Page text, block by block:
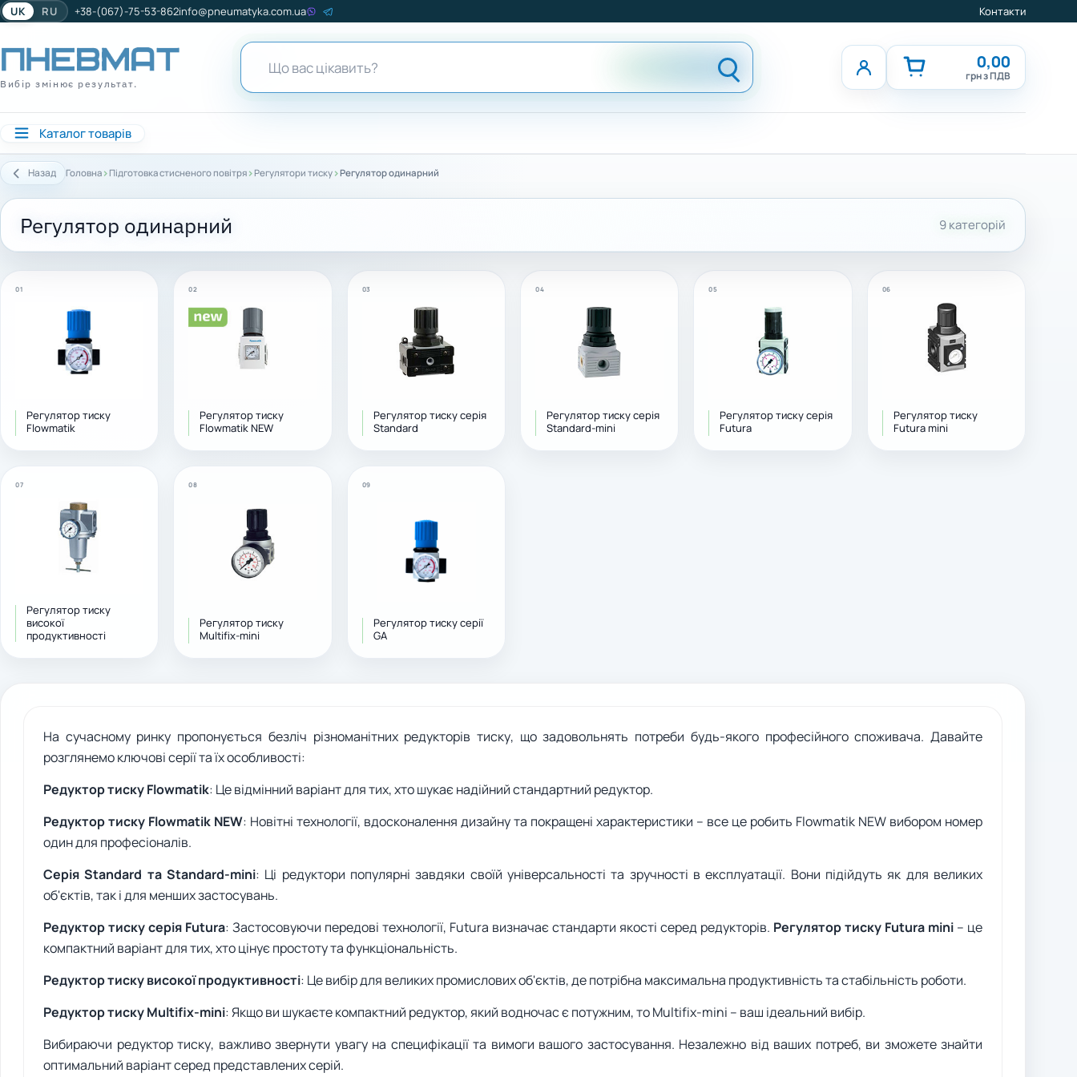
UK RU +38-(067)-75-53-862info@pneumatyka.com.ua Контакти
Вибір змінює результат.
0,00
грн з ПДВ
Каталог товарів
Назад Головна › Підготовка стисненого повітря › Регулятори тиску ›Регулятор одинарний
Регулятор одинарний 9 категорій
01
Регулятор тиску
Flowmatik
02
Регулятор тиску
Flowmatik NEW
03
Регулятор тиску серія
Standard
04
Регулятор тиску серія
Standard-mini
05
Регулятор тиску серія
Futura
06
Регулятор тиску
Futura mini
07
Регулятор тиску
високої
продуктивності
08
Регулятор тиску
Multifix-mini
09
Регулятор тиску серії
GA
На сучасному ринку пропонується безліч різноманітних редукторів тиску, що задовольнять потреби будь-якого професійного споживача. Давайте
розглянемо ключові серії та їх особливості:
Редуктор тиску Flowmatik: Це відмінний варіант для тих, хто шукає надійний стандартний редуктор.
Редуктор тиску Flowmatik NEW: Новітні технології, вдосконалення дизайну та покращені характеристики – все це робить Flowmatik NEW вибором номер
один для професіоналів.
Серія Standard та Standard-mini: Ці редуктори популярні завдяки своїй універсальності та зручності в експлуатації. Вони підійдуть як для великих
об'єктів, так і для менших застосувань.
Редуктор тиску серія Futura: Застосовуючи передові технології, Futura визначає стандарти якості серед редукторів. Регулятор тиску Futura mini – це
компактний варіант для тих, хто цінує простоту та функціональність.
Редуктор тиску високої продуктивності: Це вибір для великих промислових об'єктів, де потрібна максимальна продуктивність та стабільність роботи.
Редуктор тиску Multifix-mini: Якщо ви шукаєте компактний редуктор, який водночас є потужним, то Multifix-mini – ваш ідеальний вибір.
Вибираючи редуктор тиску, важливо звернути увагу на специфікації та вимоги вашого застосування. Незалежно від ваших потреб, ви зможете знайти
оптимальний варіант серед представлених серій.